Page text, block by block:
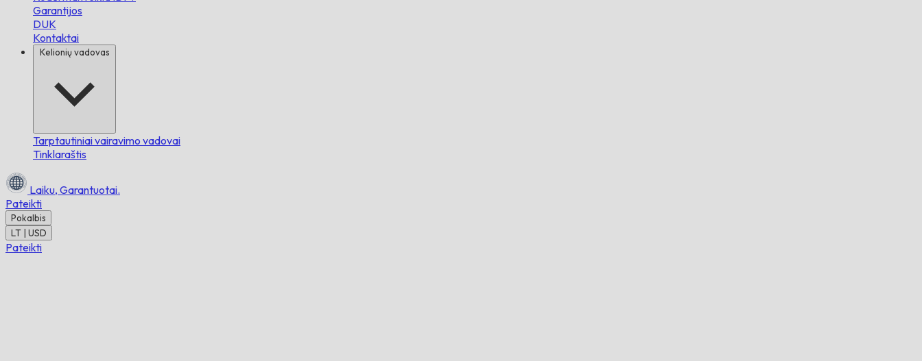
Garantijos
DUK
Kontaktai
Kelionių vadovas
Tarptautiniai vairavimo vadovai
Tinklaraštis
Laiku, Garantuotai.
Pateikti
Pokalbis
LT | USD
Pateikti